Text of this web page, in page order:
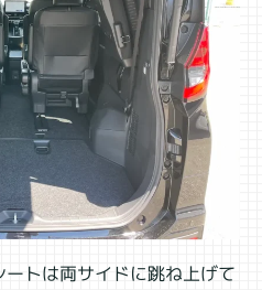
トは両サイドに跳ね上げて